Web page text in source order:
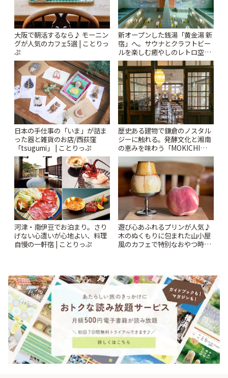
大阪で朝活するなら♪ モーニン
グが人気のカフェ5選 | ことりっ
ぷ
新オープンした銭湯「黄金湯 新
宿」へ。サウナとクラフトビー
ルを楽しむ癒やしのレトロ空間
| ことりっぷ
日本の手仕事の「いま」が詰ま
った器と雑貨のお店/西荻窪
「tsugumi」 | ことりっぷ
歴史ある建物で鎌倉のノスタル
ジーに触れる。発酵文化と湘南
の恵みを味わう「MOKICHI
KAMAKURA」 | ことりっぷ
河津・南伊豆でお泊まり。さり
げない心遣いが心地よい、料理
自慢の一軒宿 | ことりっぷ
遊び心あふれるプリンが人気♪
木のぬくもりに包まれた山小屋
風のカフェで特別なおやつ時間